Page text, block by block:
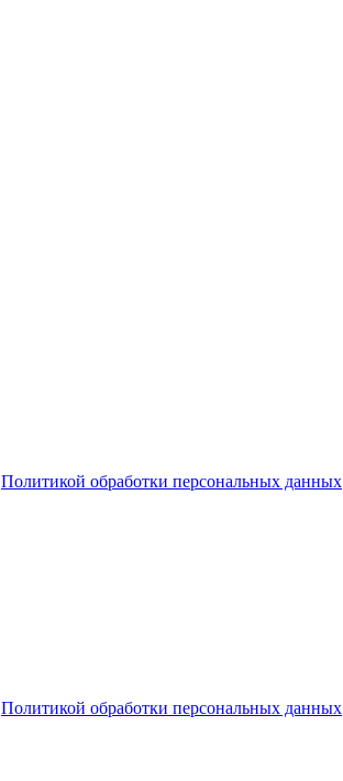
Политикой обработки персональных данных
Политикой обработки персональных данных